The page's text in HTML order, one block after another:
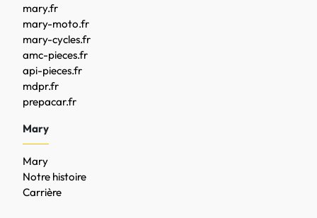
mary.fr
mary-moto.fr
mary-cycles.fr
amc-pieces.fr
api-pieces.fr
mdpr.fr
prepacar.fr
Mary
Mary
Notre histoire
Carrière